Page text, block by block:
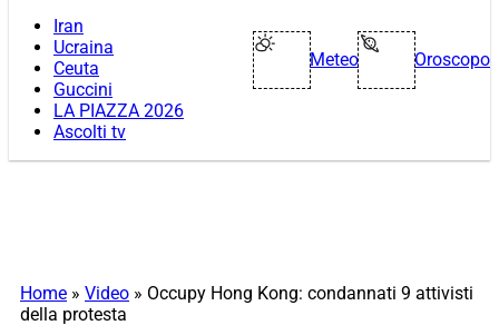
Iran
Ucraina
Ceuta
Guccini
LA PIAZZA 2026
Ascolti tv
Meteo Oroscopo
Home » Video » Occupy Hong Kong: condannati 9 attivisti
della protesta